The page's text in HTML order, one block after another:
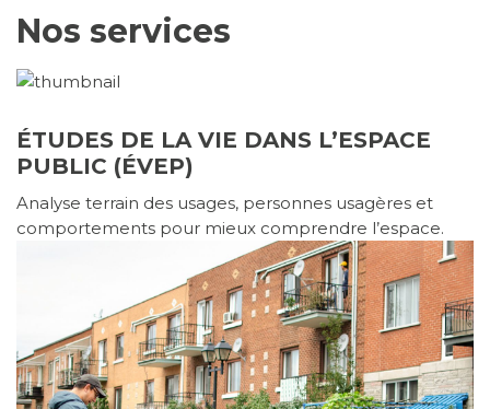
Nos services
ÉTUDES DE LA VIE DANS L’ESPACE
PUBLIC (ÉVEP)
Analyse terrain des usages, personnes usagères et
comportements pour mieux comprendre l’espace.